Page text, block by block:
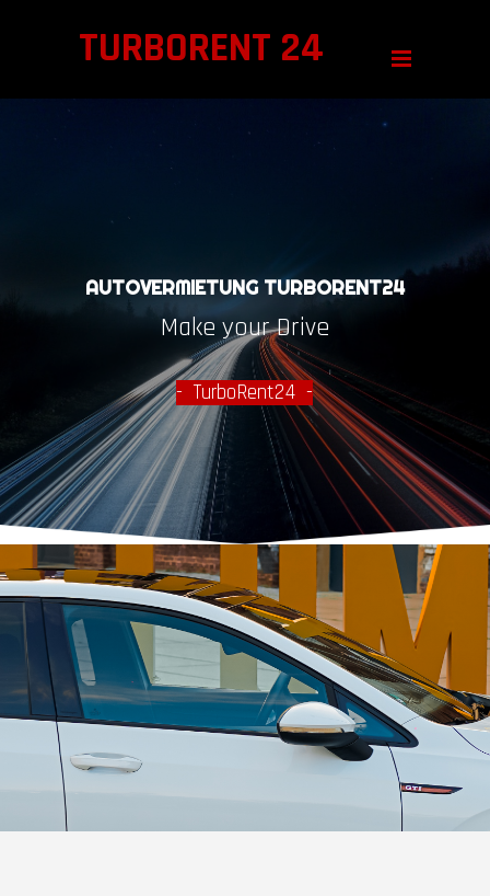
TURBORENT 24
AUTOVERMIETUNG TURBORENT24
Make your Drive
- TurboRent24 -